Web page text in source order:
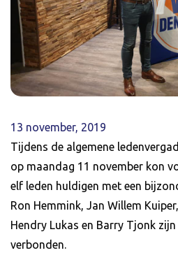
13 november, 2019
Tijdens de algemene
op maandag 11 november kon
elf leden huldigen met een
Ron Hemmink, Jan Willem
Hendry Lukas en Barry Tjonk
verbonden.